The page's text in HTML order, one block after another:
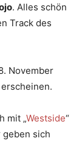
. Alles schön
Track des
November
erscheinen.
mit „Westside“
geben sich